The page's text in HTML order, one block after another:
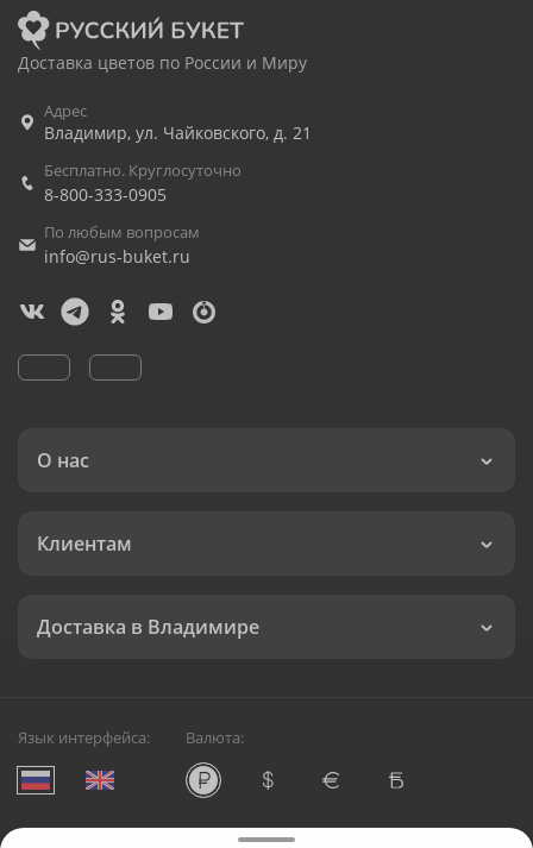
Доставка цветов по России и Миру
Адрес
Владимир, ул. Чайковского, д. 21
Бесплатно. Круглосуточно
8-800-333-0905
По любым вопросам
info@rus-buket.ru
О нас
Клиентам
Доставка в Владимире
Язык интерфейса: Валюта: